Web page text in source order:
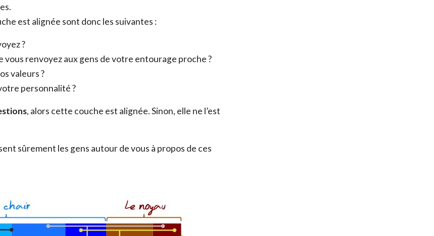
est alignée sont donc les suivantes :
?
vous renvoyez aux gens de votre entourage proche ?
valeurs ?
personnalité ?
, alors cette couche est alignée. Sinon, elle ne l’est
sûrement les gens autour de vous à propos de ces